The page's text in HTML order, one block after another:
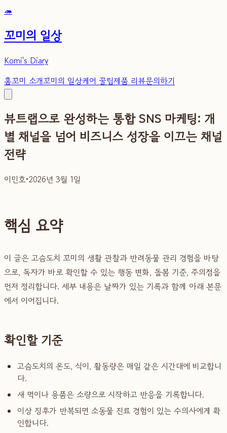
🦔
꼬미의 일상
Komi's Diary
홈꼬미 소개꼬미의 일상케어 꿀팁제품 리뷰문의하기
뷰트랩으로 완성하는 통합 SNS 마케팅: 개
별 채널을 넘어 비즈니스 성장을 이끄는 채널
전략
이민호•2026년 3월 1일
핵심 요약
이 글은 고슴도치 꼬미의 생활 관찰과 반려동물 관리 경험을 바탕
으로, 독자가 바로 확인할 수 있는 행동 변화, 돌봄 기준, 주의점을
먼저 정리합니다. 세부 내용은 날짜가 있는 기록과 함께 아래 본문
에서 이어집니다.
확인할 기준
고슴도치의 온도, 식이, 활동량은 매일 같은 시간대에 비교합니
다.
새 먹이나 용품은 소량으로 시작하고 반응을 기록합니다.
이상 징후가 반복되면 소동물 진료 경험이 있는 수의사에게 확
인합니다.